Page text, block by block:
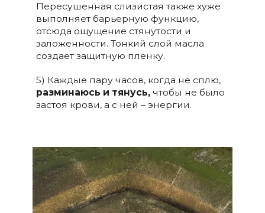
Пересушенная слизистая также хуже
выполняет барьерную функцию,
отсюда ощущение стянутости и
заложенности. Тонкий слой масла
создает защитную пленку.
5) Каждые пару часов, когда не сплю,
разминаюсь и тянусь,чтобы не было
застоя крови, а с ней – энергии.